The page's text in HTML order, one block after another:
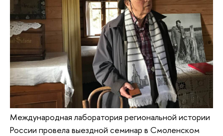
Международная лаборатория региональной истории
России провела выездной семинар в Смоленском